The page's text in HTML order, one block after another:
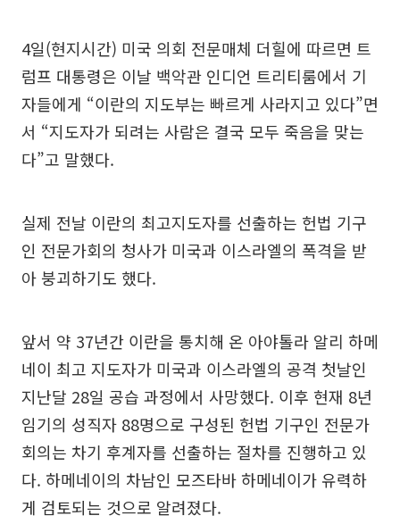
4일(현지시간) 미국 의회 전문매체 더힐에 따르면 트
럼프 대통령은 이날 백악관 인디언 트리티룸에서 기
자들에게 “이란의 지도부는 빠르게 사라지고 있다”면
서 “지도자가 되려는 사람은 결국 모두 죽음을 맞는
다”고 말했다.
실제 전날 이란의 최고지도자를 선출하는 헌법 기구
인 전문가회의 청사가 미국과 이스라엘의 폭격을 받
아 붕괴하기도 했다.
앞서 약 37년간 이란을 통치해 온 아야톨라 알리 하메
네이 최고 지도자가 미국과 이스라엘의 공격 첫날인
지난달 28일 공습 과정에서 사망했다. 이후 현재 8년
임기의 성직자 88명으로 구성된 헌법 기구인 전문가
회의는 차기 후계자를 선출하는 절차를 진행하고 있
다. 하메네이의 차남인 모즈타바 하메네이가 유력하
게 검토되는 것으로 알려졌다.